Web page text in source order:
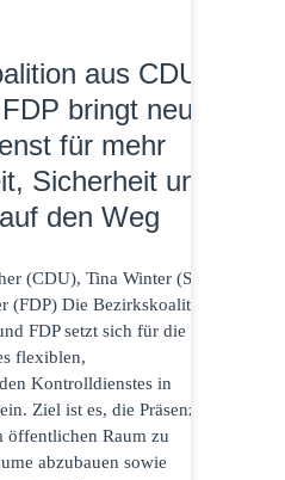
aus CDU,
bringt neuen
für mehr
Sicherheit und
den Weg
(CDU), Tina Winter (SPD),
(FDP) Die Bezirkskoalition
FDP setzt sich für die
flexiblen,
Kontrolldienstes in
Ziel ist es, die Präsenz des
öffentlichen Raum zu
abzubauen sowie